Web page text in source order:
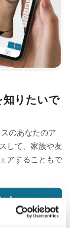
知りたいで
のあなたのア
して、家族や友
アすることもで
！